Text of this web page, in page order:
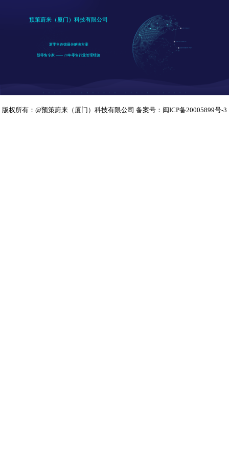
预策蔚来（厦门）科技有限公司
新零售连锁最佳解决方案
新零售专家 —— 20年零售行业管理经验
版权所有：@预策蔚来（厦门）科技有限公司 备案号： 闽ICP备20005899号-3